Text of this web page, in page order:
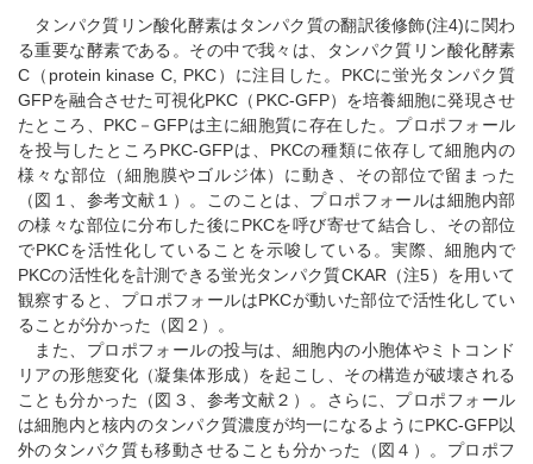
タンパク質リン酸化酵素はタンパク質の翻訳後修飾(注4)に関わ
る重要な酵素である。その中で我々は、タンパク質リン酸化酵素
C（protein kinase C, PKC）に注目した。PKCに蛍光タンパク質
GFPを融合させた可視化PKC（PKC-GFP）を培養細胞に発現させ
たところ、PKC－GFPは主に細胞質に存在した。プロポフォール
を投与したところPKC-GFPは、PKCの種類に依存して細胞内の
様々な部位（細胞膜やゴルジ体）に動き、その部位で留まった
（図１、参考文献１）。このことは、プロポフォールは細胞内部
の様々な部位に分布した後にPKCを呼び寄せて結合し、その部位
でPKCを活性化していることを示唆している。実際、細胞内で
PKCの活性化を計測できる蛍光タンパク質CKAR（注5）を用いて
観察すると、プロポフォールはPKCが動いた部位で活性化してい
ることが分かった（図２）。
また、プロポフォールの投与は、細胞内の小胞体やミトコンド
リアの形態変化（凝集体形成）を起こし、その構造が破壊される
ことも分かった（図３、参考文献２）。さらに、プロポフォール
は細胞内と核内のタンパク質濃度が均一になるようにPKC-GFP以
外のタンパク質も移動させることも分かった（図４）。プロポフ